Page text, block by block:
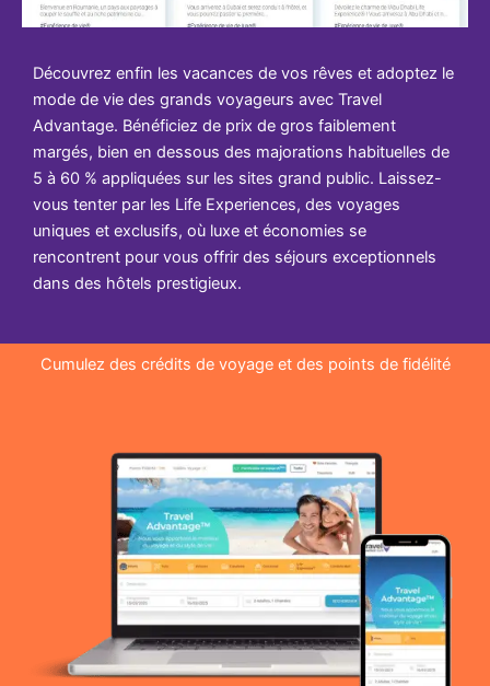
Découvrez enfin les vacances de vos rêves et adoptez le
mode de vie des grands voyageurs avec Travel
Advantage. Bénéficiez de prix de gros faiblement
margés, bien en dessous des majorations habituelles de
5 à 60 % appliquées sur les sites grand public. Laissez-
vous tenter par les Life Experiences, des voyages
uniques et exclusifs, où luxe et économies se
rencontrent pour vous offrir des séjours exceptionnels
dans des hôtels prestigieux.
Cumulez des crédits de voyage et des points de fidélité